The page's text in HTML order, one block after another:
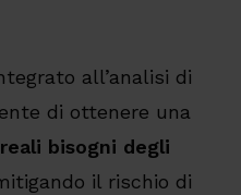
all’analisi di
di ottenere una
bisogni degli
il rischio di